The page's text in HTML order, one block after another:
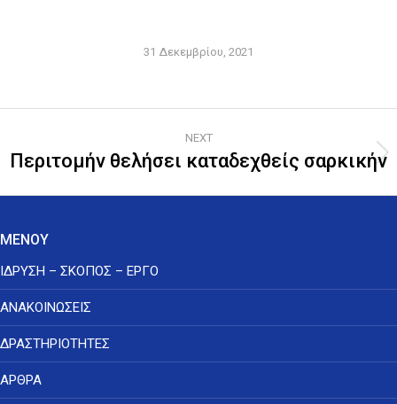
31 Δεκεμβρίου, 2021
navigation
NEXT
Next
Περιτομήν θελήσει καταδεχθείς σαρκικήν
ΜΕΝΟΥ
ΙΔΡΥΣΗ – ΣΚΟΠΟΣ – ΕΡΓΟ
ΑΝΑΚΟΙΝΩΣΕΙΣ
ΔΡΑΣΤΗΡΙΟΤΗΤΕΣ
ΑΡΘΡΑ